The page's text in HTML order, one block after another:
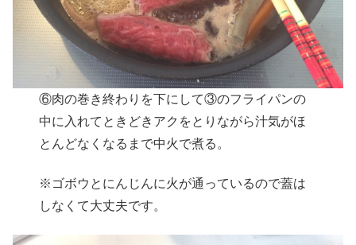
⑥肉の巻き終わりを下にして③のフライパンの
中に入れてときどきアクをとりながら汁気がほ
とんどなくなるまで中火で煮る。
※ゴボウとにんじんに火が通っているので蓋は
しなくて大丈夫です。